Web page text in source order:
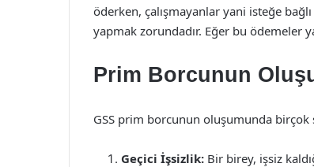
öderken, çalışmayanlar yani isteğe
yapmak zorundadır. Eğer bu ödemeler
Prim Borcunun
GSS prim borcunun oluşumunda birçok
Geçici İşsizlik: Bir birey, işsiz